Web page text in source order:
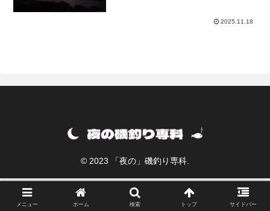
2025.11.18
© 2023 「夜の」磯釣り専科.
メニュー ホーム 検索 トップ サイドバー